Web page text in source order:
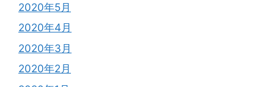
2020年5月
2020年4月
2020年3月
2020年2月